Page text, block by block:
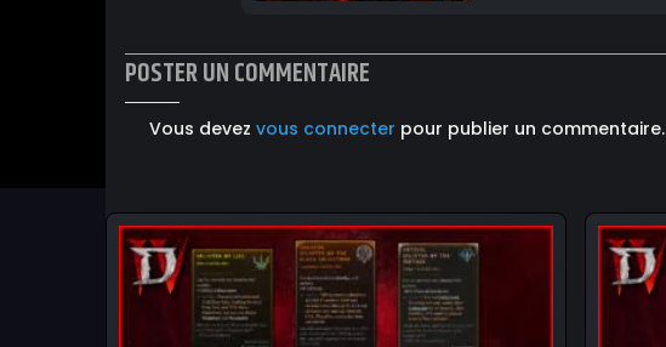
POSTER UN COMMENTAIRE
Vous devez vous connecter pour publier un commentaire.